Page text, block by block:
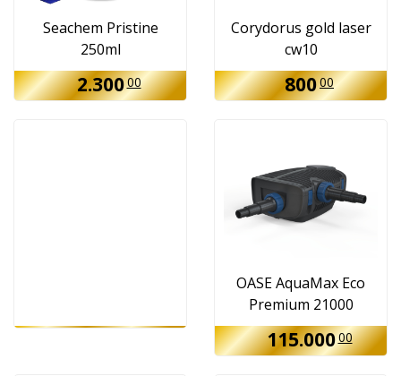
Seachem Pristine
250ml
2.30000
Corydorus gold laser
cw10
80000
OASE AquaMax Eco
Premium 21000
115.00000